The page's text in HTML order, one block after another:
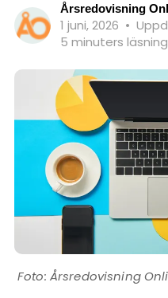
Årsredovisning
1 juni, 2026 •
5 minuters läsning
Årsredovisning